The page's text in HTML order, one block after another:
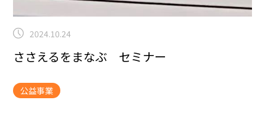
2024.10.24
ささえるをまなぶ セミナー
公益事業